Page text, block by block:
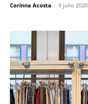
Corinna Acosta - 9 julio 2020